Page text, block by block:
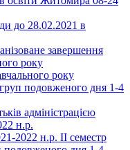
до 28.02.2021 в
завершення
року
року
подовженого дня 1-4
адміністрацією
н.р.
2022 н.р. ІІ семестр